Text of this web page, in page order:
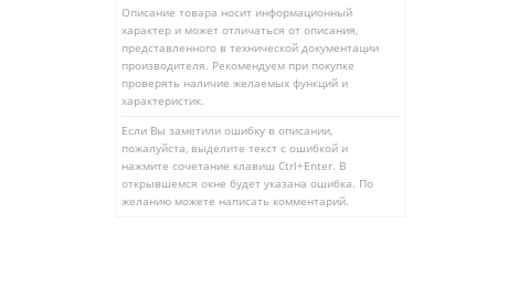
Описание товара носит информационный
характер и может отличаться от описания,
представленного в технической документации
производителя. Рекомендуем при покупке
проверять наличие желаемых функций и
характеристик.
Если Вы заметили ошибку в описании,
пожалуйста, выделите текст с ошибкой и
нажмите сочетание клавиш Ctrl+Enter. В
открывшемся окне будет указана ошибка. По
желанию можете написать комментарий.